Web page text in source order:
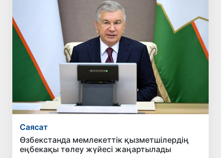
Саясат
Өзбекстанда мемлекеттік қызметшілердің
еңбекақы төлеу жүйесі жаңартылады